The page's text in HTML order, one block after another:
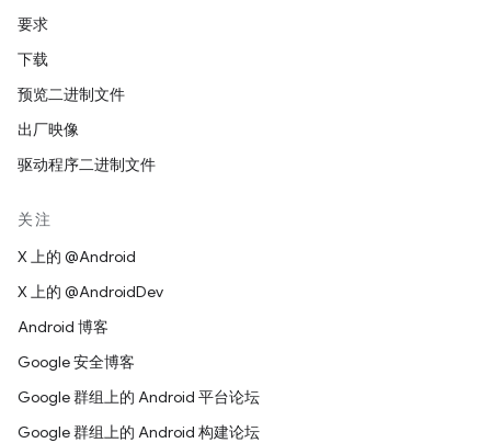
要求
下载
预览二进制文件
出厂映像
驱动程序二进制文件
关注
X 上的 @Android
X 上的 @AndroidDev
Android 博客
Google 安全博客
Google 群组上的 Android 平台论坛
Google 群组上的 Android 构建论坛